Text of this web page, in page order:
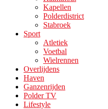
Kapellen
Polderdistrict
Stabroek
Sport
Atletiek
Voetbal
Wielrennen
Overlijdens
Haven
Ganzenrijden
Polder TV
Lifestyle